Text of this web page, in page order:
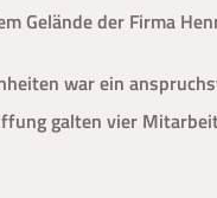
Gelände der Firma
war ein
galten vier